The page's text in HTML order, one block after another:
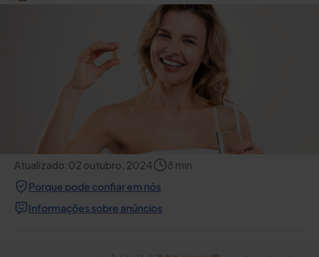
Atualizado:02 outubro, 2024 8 min
Porque pode confiar em nós
Informações sobre anúncios